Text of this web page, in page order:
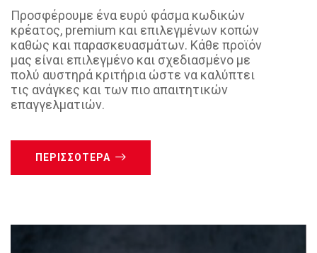
Προσφέρουμε ένα ευρύ φάσμα κωδικών
κρέατος, premium και επιλεγμένων κοπών
καθώς και παρασκευασμάτων. Κάθε προϊόν
μας είναι επιλεγμένο και σχεδιασμένο με
πολύ αυστηρά κριτήρια ώστε να καλύπτει
τις ανάγκες και των πιο απαιτητικών
επαγγελματιών.
ΠΕΡΙΣΣΌΤΕΡΑ